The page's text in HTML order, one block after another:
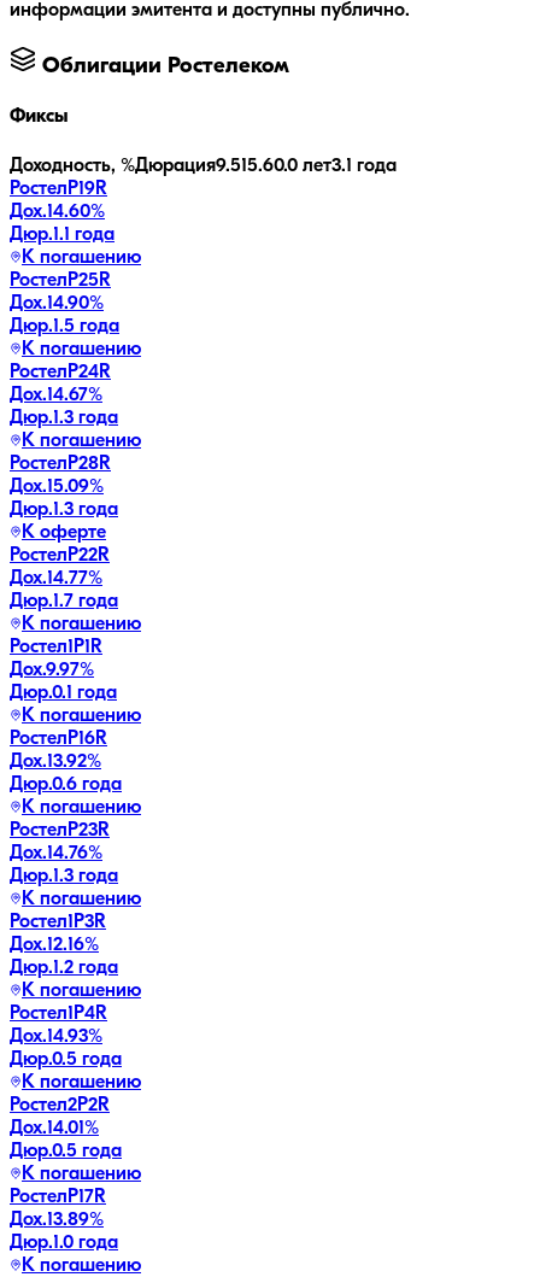
информации эмитента и доступны публично.
Облигации Ростелеком
Фиксы
Доходность, %Дюрация9.515.60.0 лет3.1 года
РостелP19R
Дох.14.60%
Дюр.1.1 года
К погашению
РостелP25R
Дох.14.90%
Дюр.1.5 года
К погашению
РостелP24R
Дох.14.67%
Дюр.1.3 года
К погашению
РостелP28R
Дох.15.09%
Дюр.1.3 года
К оферте
РостелP22R
Дох.14.77%
Дюр.1.7 года
К погашению
Ростел1P1R
Дох.9.97%
Дюр.0.1 года
К погашению
РостелP16R
Дох.13.92%
Дюр.0.6 года
К погашению
РостелP23R
Дох.14.76%
Дюр.1.3 года
К погашению
Ростел1P3R
Дох.12.16%
Дюр.1.2 года
К погашению
Ростел1P4R
Дох.14.93%
Дюр.0.5 года
К погашению
Ростел2P2R
Дох.14.01%
Дюр.0.5 года
К погашению
РостелP17R
Дох.13.89%
Дюр.1.0 года
К погашению